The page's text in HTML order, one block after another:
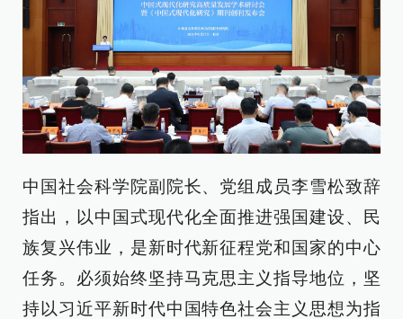
中国社会科学院副院长、党组成员李雪松致辞
指出，以中国式现代化全面推进强国建设、民
族复兴伟业，是新时代新征程党和国家的中心
任务。必须始终坚持马克思主义指导地位，坚
持以习近平新时代中国特色社会主义思想为指